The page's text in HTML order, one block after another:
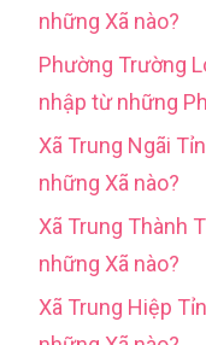
những Xã nào?
Phường Trường
nhập từ những
Xã Trung Ngãi
những Xã nào?
Xã Trung Thành
những Xã nào?
Xã Trung Hiệp